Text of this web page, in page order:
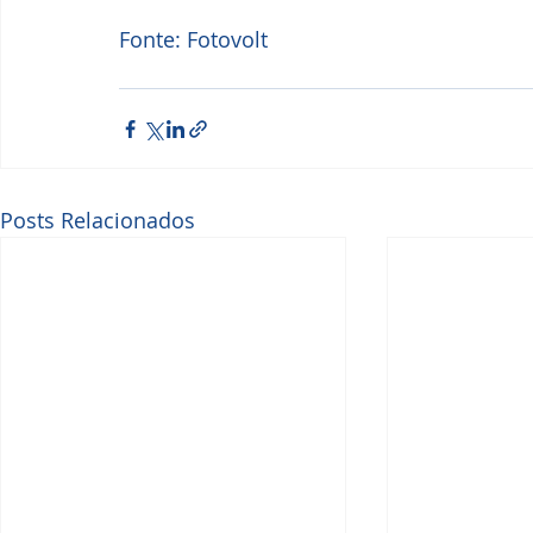
Fonte: Fotovolt
Posts Relacionados